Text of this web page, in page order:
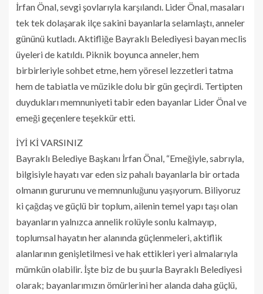
İrfan Önal, sevgi şovlarıyla karşılandı. Lider Önal, masaları
tek tek dolaşarak ilçe sakini bayanlarla selamlaştı, anneler
gününü kutladı. Aktifliğe Bayraklı Belediyesi bayan meclis
üyeleri de katıldı. Piknik boyunca anneler, hem
birbirleriyle sohbet etme, hem yöresel lezzetleri tatma
hem de tabiatla ve müzikle dolu bir gün geçirdi. Tertipten
duydukları memnuniyeti tabir eden bayanlar Lider Önal ve
emeği geçenlere teşekkür etti.
İYİ Kİ VARSINIZ
Bayraklı Belediye Başkanı İrfan Önal, “Emeğiyle, sabrıyla,
bilgisiyle hayatı var eden siz pahalı bayanlarla bir ortada
olmanın gururunu ve memnunluğunu yaşıyorum. Biliyoruz
ki çağdaş ve güçlü bir toplum, ailenin temel yapı taşı olan
bayanların yalnızca annelik rolüyle sonlu kalmayıp,
toplumsal hayatın her alanında güçlenmeleri, aktiflik
alanlarının genişletilmesi ve hak ettikleri yeri almalarıyla
mümkün olabilir. İşte biz de bu şuurla Bayraklı Belediyesi
olarak; bayanlarımızın ömürlerini her alanda daha güçlü,